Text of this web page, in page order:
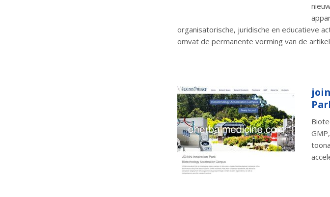
organisatorische, juridische en educatieve
omvat de permanente vorming van de